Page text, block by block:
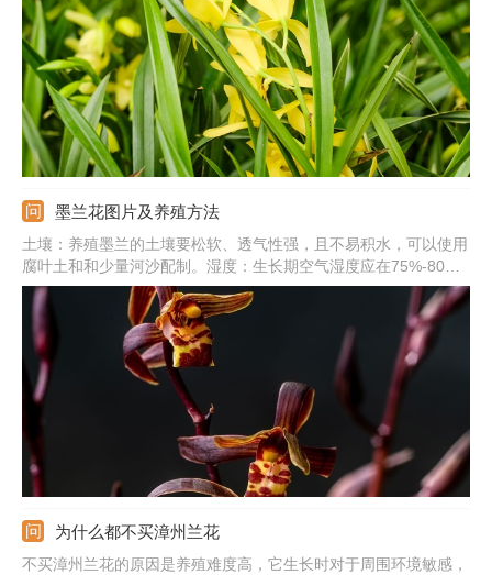
兰花需要购买特殊的园艺资材，让很多人觉得兰花不能养。
墨兰花图片及养殖方法
土壤：养殖墨兰的土壤要松软、透气性强，且不易积水，可以使用
腐叶土和和少量河沙配制。湿度：生长期空气湿度应在75%-80%
之间，冬季湿度应在50%左右，土壤要保持湿润状，不能有积水。
阳光：它喜欢散光，夏季一定要进行遮光，避免强光晒伤，冬季则
要放到阳光直射的位置。
为什么都不买漳州兰花
不买漳州兰花的原因是养殖难度高，它生长时对于周围环境敏感，